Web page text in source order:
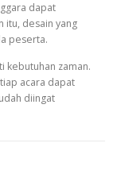
dapat
itu, desain yang
peserta.
kebutuhan zaman.
acara dapat
diingat